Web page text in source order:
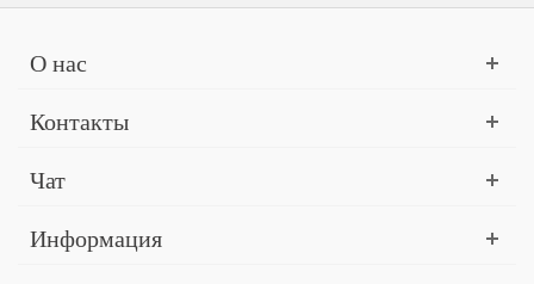
О нас
Контакты
Чат
Информация